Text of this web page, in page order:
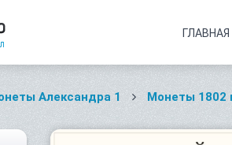
ГЛАВНАЯ
Александра 1 Монеты 1802